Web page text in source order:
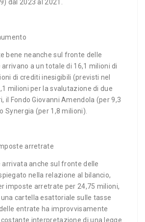
dal 2023 al 2021.
bene neanche sul fronte delle
a un totale di 16,1 milioni di
di crediti inesigibili (previsti nel
milioni per la svalutazione di due
il Fondo Giovanni Amendola (per 9,3
Synergia (per 1,8 milioni).
arretrate
arrivata anche sul fronte delle
nella relazione al bilancio,
imposte arretrate per 24,75 milioni,
cartella esattoriale sulle tasse
entrate ha improvvisamente
interpretazione di una legge